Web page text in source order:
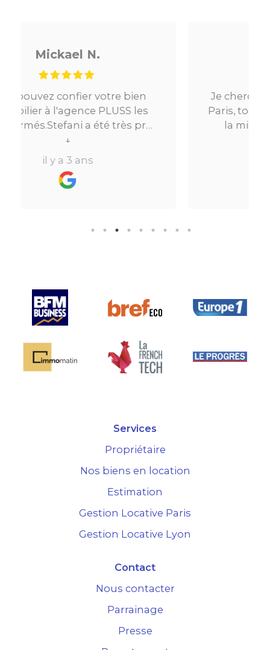
Je cherchais un appartement sur
Paris, tout s’est très bien passé. De
la mise en relation jusqu’à la
location. Le digital qui fait gagner
beaucoup de temps ne fait pas
perdre l’aspect humain ce qui est
vraiment bien ! Je recommande
Services
Propriétaire
Nos biens en location
Estimation
Gestion Locative Paris
Gestion Locative Lyon
Contact
Nous contacter
Parrainage
Presse